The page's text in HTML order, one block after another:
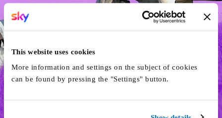
This website uses cookies
More information and settings on the subject of cookies
can be found by pressing the "Settings" button.